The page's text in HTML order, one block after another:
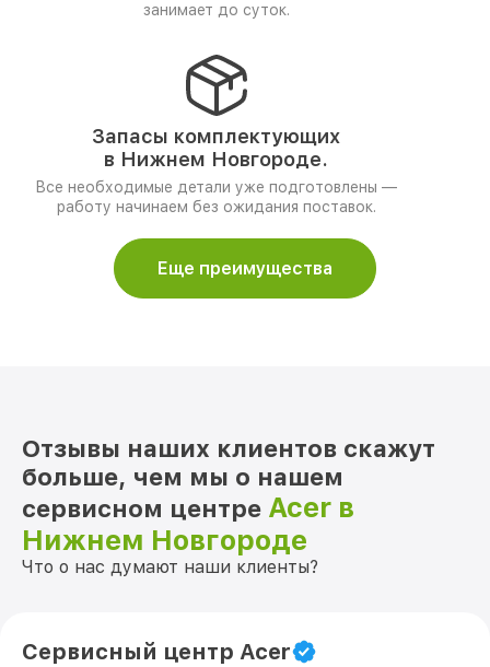
занимает до суток.
Запасы комплектующих
в Нижнем Новгороде.
Все необходимые детали уже подготовлены —
работу начинаем без ожидания поставок.
Еще преимущества
Отзывы наших клиентов скажут
больше, чем мы о нашем
сервисном центре Acer в
Нижнем Новгороде
Что о нас думают наши клиенты?
Сервисный центр Acer